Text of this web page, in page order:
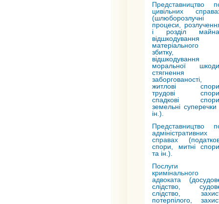
Представництво
цивільних
(шлюборозлучні
процеси,
і розділ
відшкодування
матеріального
збитку,
відшкодування
моральної
стягнення
заборгованості,
житлові
трудові
спадкові
земельні суперечки
ін.).
Представництво
адміністративних
справах
спори, митні
та ін.).
Послуги
кримінального
адвоката
слідство,
слідство,
потерпілого,